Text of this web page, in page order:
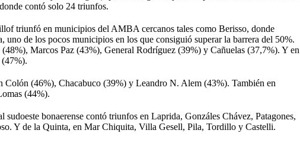
contó solo 24 triunfos.
triunfó en municipios del AMBA cercanos tales como Berisso, donde
uno de los pocos municipios en los que consiguió superar la barrera del 50%.
Marcos Paz (43%), General Rodríguez (39%) y Cañuelas (37,7%). Y en
Colón (46%), Chacabuco (39%) y Leandro N. Alem (43%). También en
(44%).
sudoeste bonaerense contó triunfos en Laprida, Gonzáles Chávez, Patagones,
Y de la Quinta, en Mar Chiquita, Villa Gesell, Pila, Tordillo y Castelli.